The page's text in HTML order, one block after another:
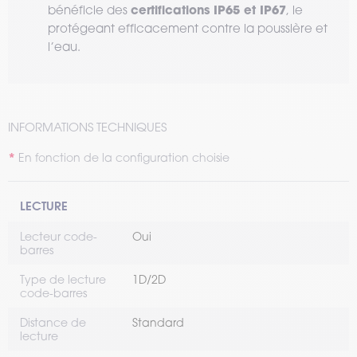
bénéficie des certifications IP65 et IP67, le
protégeant efficacement contre la poussière et
l’eau.
INFORMATIONS TECHNIQUES
En fonction de la configuration choisie
LECTURE
Lecteur code-
barres
Oui
Type de lecture
code-barres
1D/2D
Distance de
lecture
Standard